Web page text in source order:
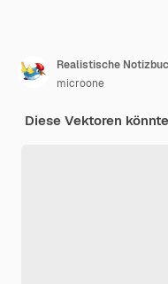
microone
Diese Vektoren